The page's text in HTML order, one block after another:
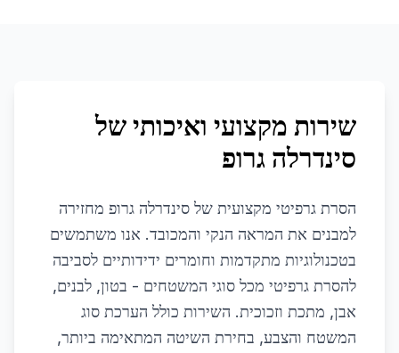
שירות מקצועי ואיכותי של
סינדרלה גרופ
הסרת גרפיטי מקצועית של סינדרלה גרופ מחזירה
למבנים את המראה הנקי והמכובד. אנו משתמשים
בטכנולוגיות מתקדמות וחומרים ידידותיים לסביבה
להסרת גרפיטי מכל סוגי המשטחים - בטון, לבנים,
אבן, מתכת וזכוכית. השירות כולל הערכת סוג
המשטח והצבע, בחירת השיטה המתאימה ביותר,